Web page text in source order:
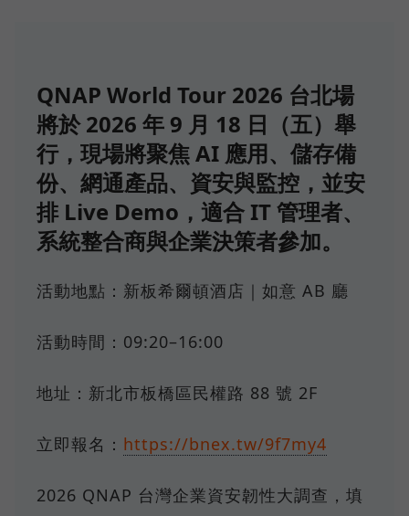
QNAP World Tour 2026 台北場
將於 2026 年 9 月 18 日（五）舉
行，現場將聚焦 AI 應用、儲存備
份、網通產品、資安與監控，並安
排 Live Demo，適合 IT 管理者、
系統整合商與企業決策者參加。
活動地點：新板希爾頓酒店｜如意 AB 廳
活動時間：09:20–16:00
地址：新北市板橋區民權路 88 號 2F
立即報名： https://bnex.tw/9f7my4
2026 QNAP 台灣企業資安韌性大調查，填